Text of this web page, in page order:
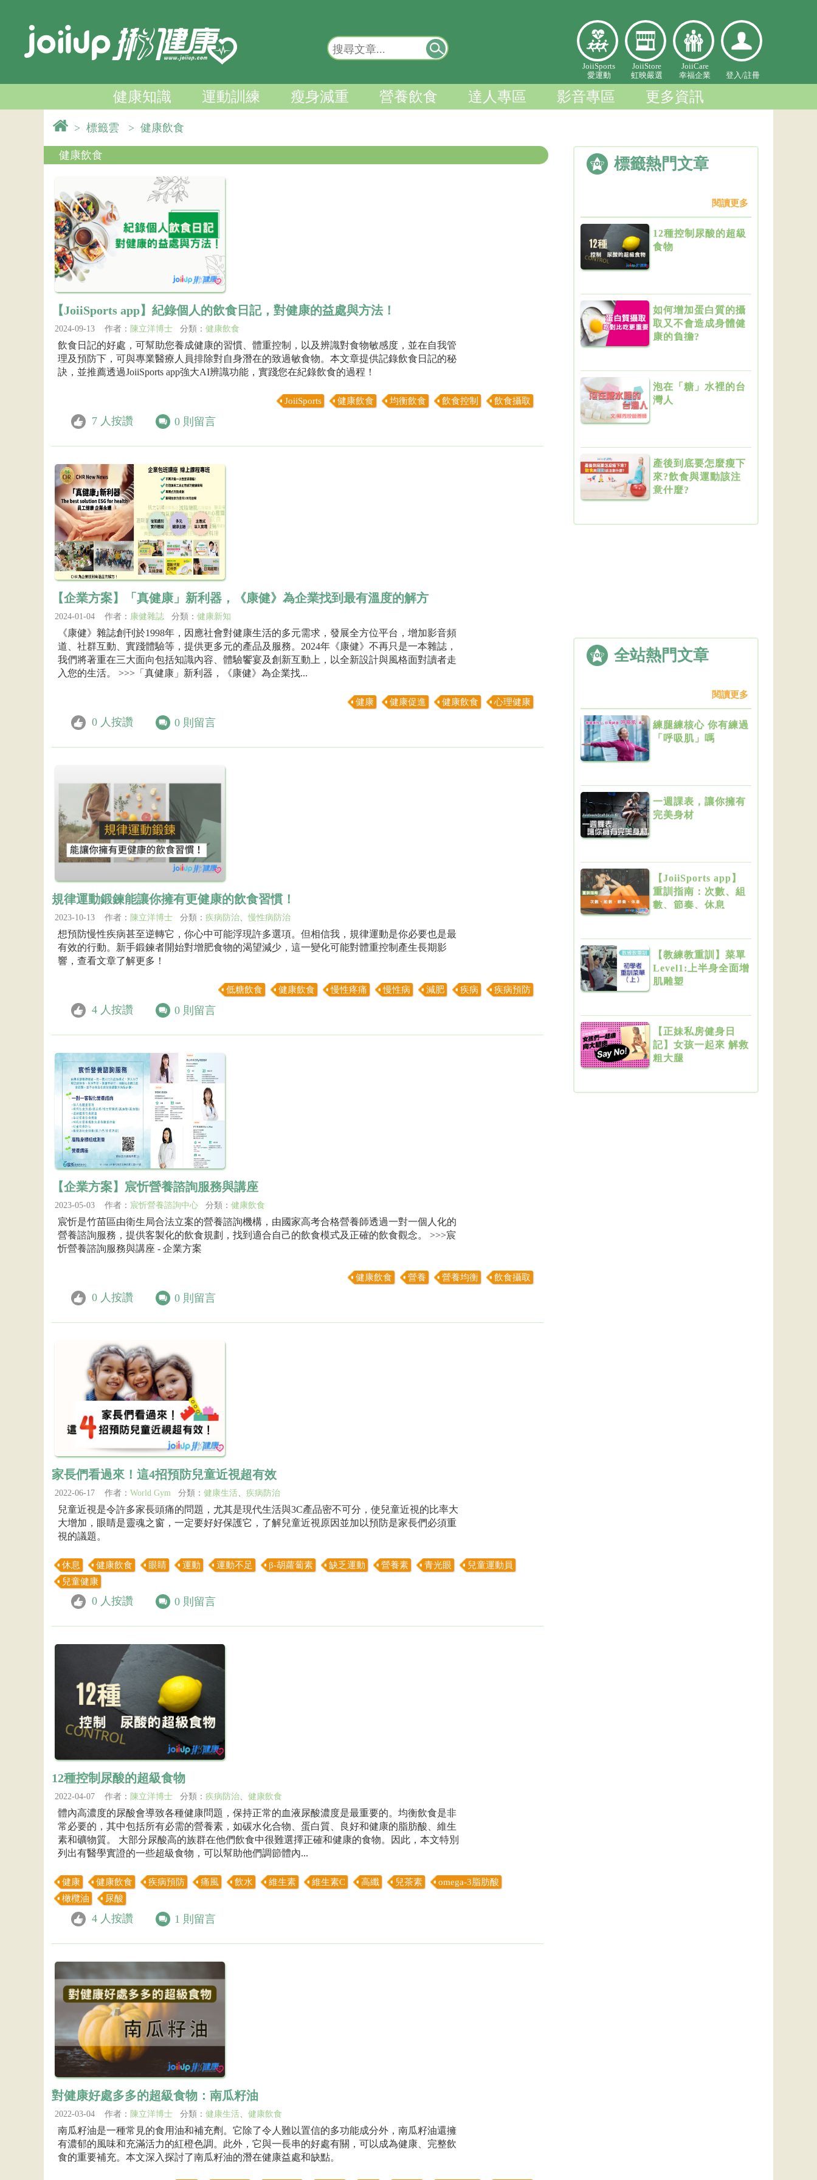
愛
運
動
虹映嚴
選
幸福企
業
人中心
JoiiSports
愛運動
JoiiStore
虹映嚴選
JoiiCare
幸福企業
登入/註冊
健康知識 運動訓練 瘦身減重 營養飲食 達人專區 影音專區 更多資訊
> 標籤雲 > 健康飲食
健康飲食
【JoiiSports app】紀錄個人的飲食日記，對健康的益處與方法！
2024-09-13 作者： 陳立洋博士 分類： 健康飲食
飲食日記的好處，可幫助您養成健康的習慣、體重控制，以及辨識對食物敏感度，並在自我管
理及預防下，可與專業醫療人員排除對自身潛在的致過敏食物。本文章提供記錄飲食日記的秘
訣，並推薦透過JoiiSports app強大AI辨識功能，實踐您在紀錄飲食的過程！
JoiiSports 健康飲食 均衡飲食 飲食控制 飲食攝取
7 人按讚 0 則留言
【企業方案】「真健康」新利器，《康健》為企業找到最有溫度的解方
2024-01-04 作者： 康健雜誌 分類： 健康新知
《康健》雜誌創刊於1998年，因應社會對健康生活的多元需求，發展全方位平台，增加影音頻
道、社群互動、實踐體驗等，提供更多元的產品及服務。2024年《康健》不再只是一本雜誌，
我們將著重在三大面向包括知識內容、體驗饗宴及創新互動上，以全新設計與風格面對讀者走
入您的生活。 >>>「真健康」新利器，《康健》為企業找...
健康 健康促進 健康飲食 心理健康
0 人按讚 0 則留言
規律運動鍛鍊能讓你擁有更健康的飲食習慣！
2023-10-13 作者： 陳立洋博士 分類： 疾病防治 、慢性病防治
想預防慢性疾病甚至逆轉它，你心中可能浮現許多選項。但相信我，規律運動是你必要也是最
有效的行動。新手鍛鍊者開始對增肥食物的渴望減少，這一變化可能對體重控制產生長期影
響，查看文章了解更多！
低糖飲食 健康飲食 慢性疼痛 慢性病 減肥 疾病 疾病預防
4 人按讚 0 則留言
【企業方案】宸忻營養諮詢服務與講座
2023-05-03 作者： 宸忻營養諮詢中心 分類： 健康飲食
宸忻是竹苗區由衛生局合法立案的營養諮詢機構，由國家高考合格營養師透過一對一個人化的
營養諮詢服務，提供客製化的飲食規劃，找到適合自己的飲食模式及正確的飲食觀念。 >>>宸
忻營養諮詢服務與講座 - 企業方案
健康飲食 營養 營養均衡 飲食攝取
0 人按讚 0 則留言
家長們看過來！這4招預防兒童近視超有效
2022-06-17 作者： World Gym 分類： 健康生活 疾病防治
兒童近視是令許多家長頭痛的問題，尤其是現代生活與3C產品密不可分，使兒童近視的比率大
大增加，眼睛是靈魂之窗，一定要好好保護它，了解兒童近視原因並加以預防是家長們必須重
視的議題。
休息 健康飲食 眼睛 運動 運動不足 β-胡蘿蔔素 缺乏運動 營養素 青光眼
兒童運動員
兒童健康
0 人按讚 0 則留言
12種控制尿酸的超級食物
2022-04-07 作者： 陳立洋博士 分類： 疾病防治、 健康飲食
體內高濃度的尿酸會導致各種健康問題，保持正常的血液尿酸濃度是最重要的。均衡飲食是非
常必要的，其中包括所有必需的營養素，如碳水化合物、蛋白質、良好和健康的脂肪酸、維生
素和礦物質。 大部分尿酸高的族群在他們飲食中很難選擇正確和健康的食物。因此，本文特別
列出有醫學實證的一些超級食物，可以幫助他們調節體內...
健康 健康飲食 疾病預防 痛風 飲水 維生素 維生素C 高纖 兒茶素
omega-3脂肪酸
橄欖油
尿酸
4 人按讚 1 則留言
對健康好處多多的超級食物：南瓜籽油
2022-03-04 作者： 陳立洋博士 分類： 健康生活、 健康飲食
南瓜籽油是一種常見的食用油和補充劑。它除了令人難以置信的多功能成分外，南瓜籽油還擁
有濃郁的風味和充滿活力的紅橙色調。此外，它與一長串的好處有關，可以成為健康、完整飲
食的重要補充。本文深入探討了南瓜籽油的潛在健康益處和缺點。
標籤熱門文章
閱讀更多
12種控制尿酸的超級
食物
如何增加蛋白質的攝
取又不會造成身體健
康的負擔?
泡在「糖」水裡的台
灣人
產後到底要怎麼瘦下
來?飲食與運動該注
意什麼?
全站熱門文章
閱讀更多
練腿練核心 你有練過
「呼吸肌」嗎
一週課表，讓你擁有
完美身材
【JoiiSports app】
重訓指南：次數、組
數、節奏、休息
【教練教重訓】菜單
Level1:上半身全面增
肌雕塑
【正妹私房健身日
記】女孩一起來 解救
粗大腿